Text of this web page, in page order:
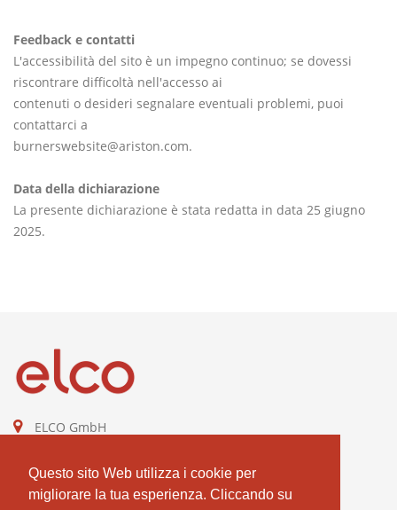
Questo sito Web utilizza i cookie per
migliorare la tua esperienza. Cliccando su
Feedback e contatti
L'accessibilità del sito è un impegno continuo; se dovessi
riscontrare difficoltà nell'accesso ai
contenuti o desideri segnalare eventuali problemi, puoi
contattarci a
burnerswebsite@ariston.com.
Data della dichiarazione
La presente dichiarazione è stata redatta in data 25 giugno
2025.
ELCO GmbH
Ariston Group
DE811544605